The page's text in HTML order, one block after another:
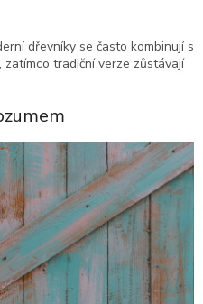
dřevníky se často kombinují s
zatímco tradiční verze zůstávají